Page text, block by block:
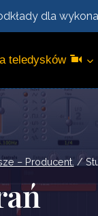
dla
teledysków
– Producent. /